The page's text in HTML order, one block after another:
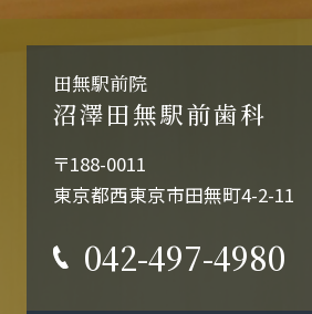
田無駅前院
沼澤田無駅前歯科
〒188-0011
東京都西東京市田無町4-2-11
042-497-4980